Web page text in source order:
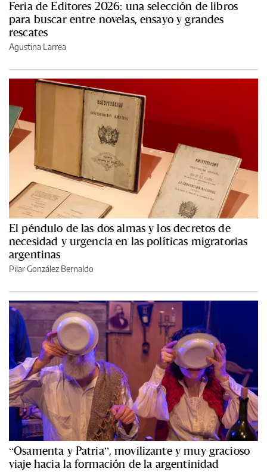
Feria de Editores 2026: una selección de libros
para buscar entre novelas, ensayo y grandes
rescates
Agustina Larrea
El péndulo de las dos almas y los decretos de
necesidad y urgencia en las políticas migratorias
argentinas
Pilar González Bernaldo
“Osamenta y Patria”, movilizante y muy gracioso
viaje hacia la formación de la argentinidad